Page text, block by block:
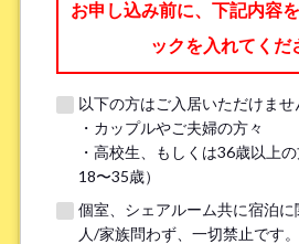
*
勤務先名、学校名 *
※無職の方は無しとご記入ください
お申し込み前に、下記内容
ックを入れてくだ
以下の方はご入居いただけませ
・カップルやご夫婦の方々
・高校生、もしくは36歳以上
18〜35歳）
個室、シェアルーム共に宿泊
人/家族問わず、一切禁止です。